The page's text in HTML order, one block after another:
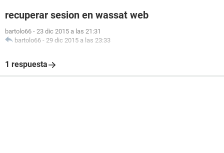
recuperar sesion en wassat web
bartolo66 - 23 dic 2015 a las 21:31
bartolo66 - 29 dic 2015 a las 23:33
1 respuesta